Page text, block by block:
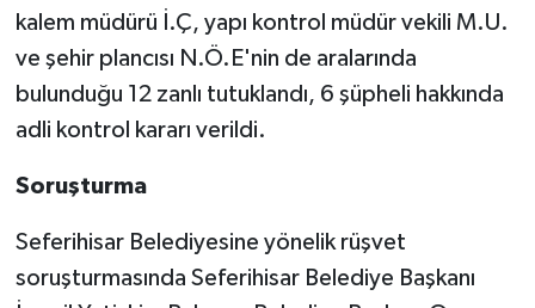
kalem müdürü İ.Ç, yapı kontrol müdür vekili M.U.
ve şehir plancısı N.Ö.E'nin de aralarında
bulunduğu 12 zanlı tutuklandı, 6 şüpheli hakkında
adli kontrol kararı verildi.
Soruşturma
Seferihisar Belediyesine yönelik rüşvet
soruşturmasında Seferihisar Belediye Başkanı